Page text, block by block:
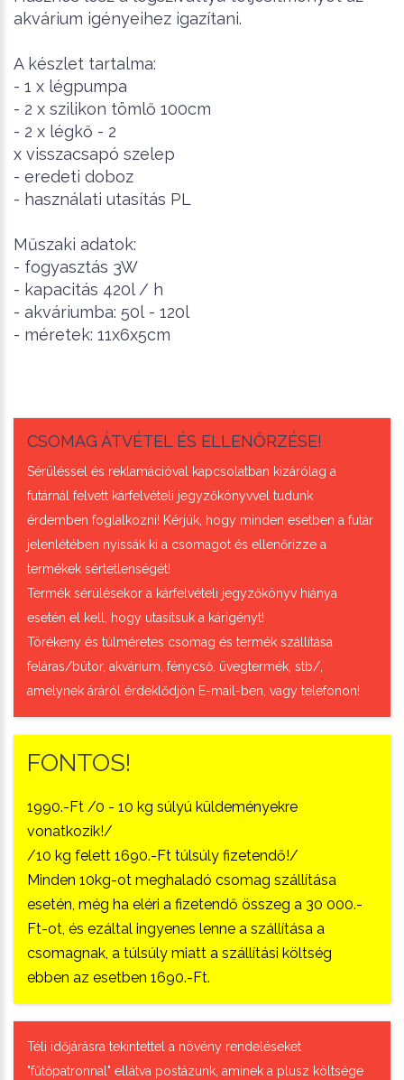
akvárium igényeihez igazítani.
A készlet tartalma:
- 1 x légpumpa
- 2 x szilikon tömlő 100cm
- 2 x légkő - 2
x visszacsapó szelep
- eredeti doboz
- használati utasítás PL
Műszaki adatok:
- fogyasztás 3W
- kapacitás 420l / h
- akváriumba: 50l - 120l
- méretek: 11x6x5cm
CSOMAG ÁTVÉTEL ÉS ELLENŐRZÉSE!
Sérüléssel és reklamációval kapcsolatban kizárólag a
futárnál felvett kárfelvételi jegyzőkönyvvel tudunk
érdemben foglalkozni! Kérjük, hogy minden esetben a futár
jelenlétében nyissák ki a csomagot és ellenőrizze a
termékek sértetlenségét!
Termék sérülésekor a kárfelvételi jegyzőkönyv hiánya
esetén el kell, hogy utasítsuk a kárigényt!
Törékeny és túlméretes csomag és termék szállítása
feláras/bútor, akvárium, fénycső, üvegtermék, stb/,
amelynek áráról érdeklődjön E-mail-ben, vagy telefonon!
FONTOS!
1990.-Ft /0 - 10 kg súlyú küldeményekre
vonatkozik!/
/10 kg felett 1690.-Ft túlsúly fizetendő!/
Minden 10kg-ot meghaladó csomag szállítása
esetén, még ha eléri a fizetendő összeg a 30 000.-
Ft-ot, és ezáltal ingyenes lenne a szállítása a
csomagnak, a túlsúly miatt a szállítási költség
ebben az esetben 1690.-Ft.
Téli időjárásra tekintettel a növény rendeléseket
"fűtőpatronnal" ellátva postázunk, aminek a plusz költsége